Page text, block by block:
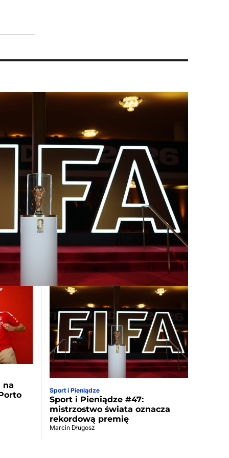
na
Sport i Pieniądze
Sport i Pieniądze #47:
mistrzostwo świata oznacza
rekordową premię
Marcin Długosz